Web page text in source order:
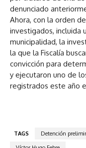
denunciado
Ahora, con la orden
investigados, incluida
municipalidad, la
la que la Fiscalía
convicción para
y ejecutaron uno de
registrados este año
TAGS Detención